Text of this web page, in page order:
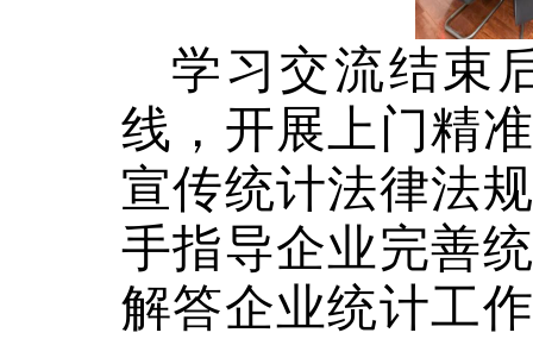
学习交流结束
线，开展上门精
宣传统计法律法
手指导企业完善
解答企业统计工